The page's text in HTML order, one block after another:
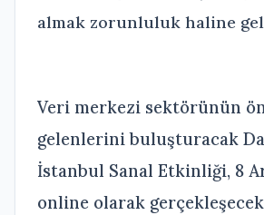
almak zorunluluk haline
Veri merkezi sektörünün
gelenlerini buluşturacak
İstanbul Sanal Etkinliği, 8
online olarak